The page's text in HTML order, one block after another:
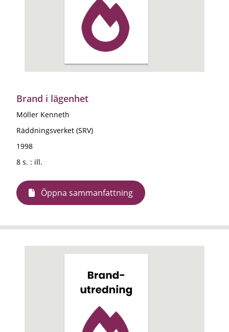
Brand i lägenhet
Möller Kenneth
Räddningsverket (SRV)
1998
8 s. : ill.
Öppna sammanfattning